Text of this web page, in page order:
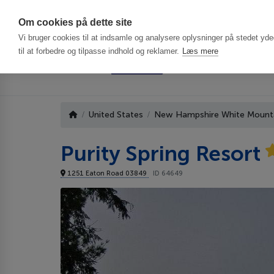
Om cookies på dette site
Vi bruger cookies til at indsamle og analysere oplysninger på stedet
til at forbedre og tilpasse indhold og reklamer. Læs mere
United States New Hampshire White
Purity Spring Resort
1251 Eaton Road 03849 ID 64649